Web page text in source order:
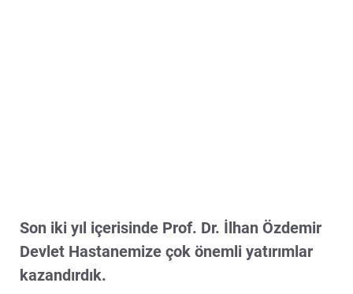
Son iki yıl içerisinde Prof. Dr. İlhan Özdemir
Devlet Hastanemize çok önemli yatırımlar
kazandırdık.